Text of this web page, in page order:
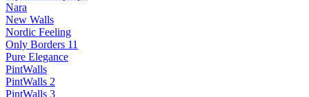
Nara
New Walls
Nordic Feeling
Only Borders 11
Pure Elegance
PintWalls
PintWalls 2
PintWalls 3